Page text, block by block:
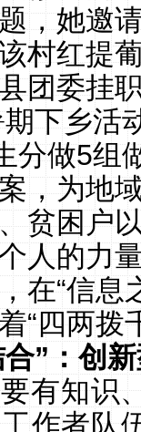
，她邀
村红提
团委挂
下乡活
分做5组
，为地
贫困户
人的力
在“信息
“四两拨
”：创
有知识
作者队